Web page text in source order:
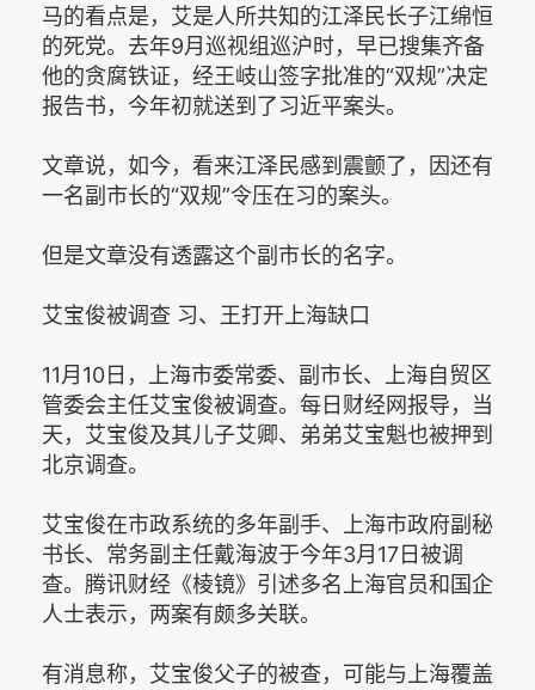
马的看点是，艾是人所共知的江泽民长子江绵恒
的死党。去年9月巡视组巡沪时，早已搜集齐备
他的贪腐铁证，经王岐山签字批准的“双规”决定
报告书，今年初就送到了习近平案头。
文章说，如今，看来江泽民感到震颤了，因还有
一名副市长的“双规”令压在习的案头。
但是文章没有透露这个副市长的名字。
艾宝俊被调查 习、王打开上海缺口
11月10日，上海市委常委、副市长、上海自贸区
管委会主任艾宝俊被调查。每日财经网报导，当
天，艾宝俊及其儿子艾卿、弟弟艾宝魁也被押到
北京调查。
艾宝俊在市政系统的多年副手、上海市政府副秘
书长、常务副主任戴海波于今年3月17日被调
查。腾讯财经《棱镜》引述多名上海官员和国企
人士表示，两案有颇多关联。
有消息称，艾宝俊父子的被查，可能与上海覆盖